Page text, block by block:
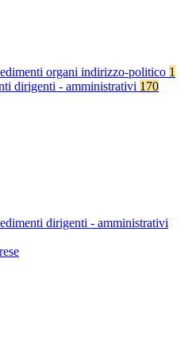
organi indirizzo-politico 1
dirigenti - amministrativi 170
dirigenti - amministrativi